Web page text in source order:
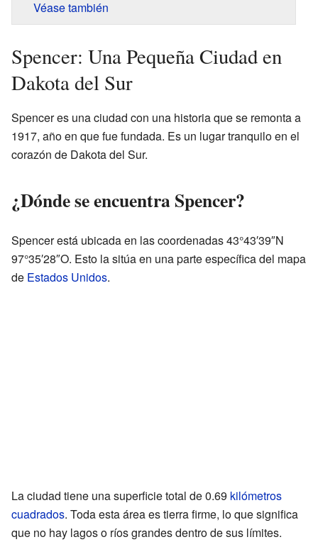
Véase también
Spencer: Una Pequeña Ciudad en
Dakota del Sur
Spencer es una ciudad con una historia que se remonta a
1917, año en que fue fundada. Es un lugar tranquilo en el
corazón de Dakota del Sur.
¿Dónde se encuentra Spencer?
Spencer está ubicada en las coordenadas 43°43′39″N
97°35′28″O. Esto la sitúa en una parte específica del mapa
de Estados Unidos.
La ciudad tiene una superficie total de 0.69 kilómetros
cuadrados. Toda esta área es tierra firme, lo que significa
que no hay lagos o ríos grandes dentro de sus límites.